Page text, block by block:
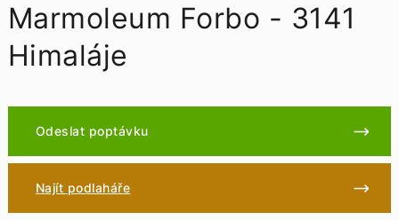
Marmoleum Forbo - 3141
Himaláje
Odeslat poptávku
Najít podlaháře